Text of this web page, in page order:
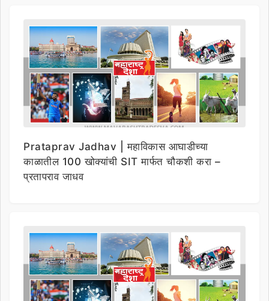
Prataprav Jadhav | महाविकास आघाडीच्या
काळातील 100 खोक्यांची SIT मार्फत चौकशी करा –
प्रतापराव जाधव